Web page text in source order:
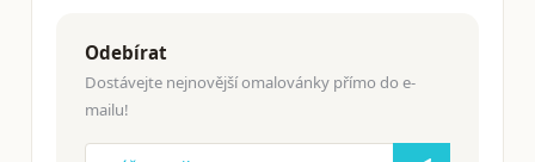
Odebírat
Dostávejte nejnovější omalovánky přímo do e-
mailu!